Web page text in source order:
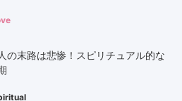
の末路は悲惨！スピリチュアル的な